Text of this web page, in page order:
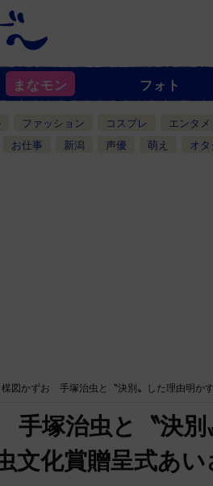
まなモン フォト
ファッション コスプレ エンタメ
お仕事 新潟 声優 萌え オタ
楳図かずお 手塚治虫と〝決別〟した理由明か
塚治虫と〝決別
化賞贈呈式あい